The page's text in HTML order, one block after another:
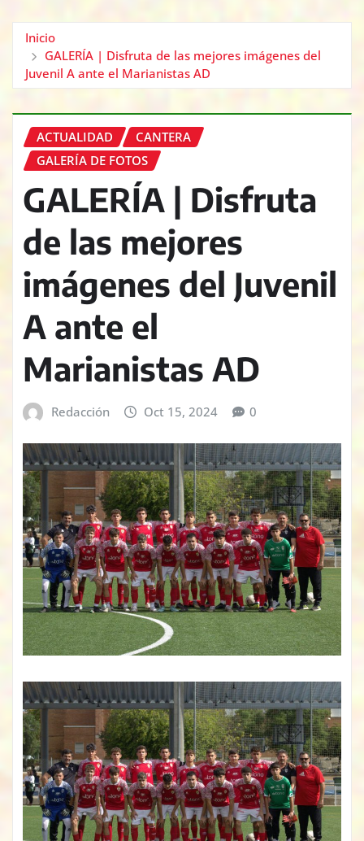
Inicio
GALERÍA | Disfruta de las mejores imágenes del
Juvenil A ante el Marianistas AD
ACTUALIDAD
CANTERA
GALERÍA DE FOTOS
GALERÍA | Disfruta
de las mejores
imágenes del Juvenil
A ante el
Marianistas AD
Redacción Oct 15, 2024 0